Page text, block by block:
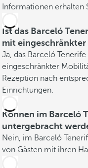
Informationen erhalten
Ist das Barceló
mit
Ja, das Barceló
eingeschränkter
Rezeption nach
Einrichtungen.
Können im Barceló
untergebracht
Nein, im Barceló
von Gästen mit ihren